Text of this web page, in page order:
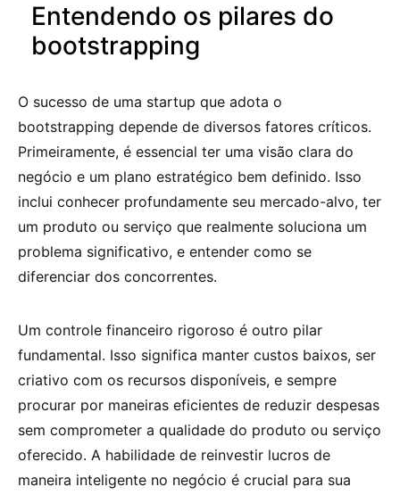
Entendendo os pilares do
bootstrapping
O sucesso de uma startup que adota o
bootstrapping depende de diversos fatores críticos.
Primeiramente, é essencial ter uma visão clara do
negócio e um plano estratégico bem definido. Isso
inclui conhecer profundamente seu mercado-alvo, ter
um produto ou serviço que realmente soluciona um
problema significativo, e entender como se
diferenciar dos concorrentes.
Um controle financeiro rigoroso é outro pilar
fundamental. Isso significa manter custos baixos, ser
criativo com os recursos disponíveis, e sempre
procurar por maneiras eficientes de reduzir despesas
sem comprometer a qualidade do produto ou serviço
oferecido. A habilidade de reinvestir lucros de
maneira inteligente no negócio é crucial para sua